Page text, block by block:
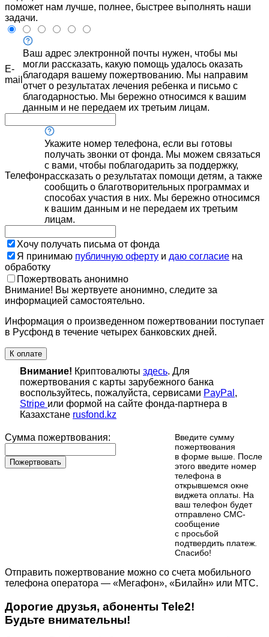
поможет нам лучше, полнее, быстрее выполнять наши
задачи.
E-
mail
Ваш адрес электронной почты нужен, чтобы мы
могли рассказать, какую помощь удалось оказать
благодаря вашему пожертвованию. Мы направим
отчет о результатах лечения ребенка и письмо с
благодарностью. Мы бережно относимся к вашим
данным и не передаем их третьим лицам.
Телефон
Укажите номер телефона, если вы готовы
получать звонки от фонда. Мы можем связаться
с вами, чтобы поблагодарить за поддержку,
рассказать о результатах помощи детям, а также
сообщить о благотворительных программах и
способах участия в них. Мы бережно относимся
к вашим данным и не передаем их третьим
лицам.
Хочу получать письма от фонда
Я принимаю публичную оферту и даю согласие на
обработку
Пожертвовать анонимно
Внимание! Вы жертвуете анонимно, следите за
информацией самостоятельно.
Информация о произведенном пожертвовании поступает
в Русфонд в течение четырех банковских дней.
К оплате
Внимание! Криптовалюты здесь. Для
пожертвования с карты зарубежного банка
воспользуйтесь, пожалуйста, сервисами PayPal ,
Stripe или формой на сайте фонда-партнера в
Казахстане rusfond.kz
Сумма пожертвования:
Пожертвовать
Введите сумму
пожертвования
в форме выше. После
этого введите номер
телефона в
открывшемся окне
виджета оплаты. На
ваш телефон будет
отправлено СМС-
сообщение
с просьбой
подтвердить платеж.
Cпасибо!
Отправить пожертвование можно со счета мобильного
телефона оператора — «Мегафон», «Билайн» или МТС.
Дорогие друзья, абоненты Tele2!
Будьте внимательны!